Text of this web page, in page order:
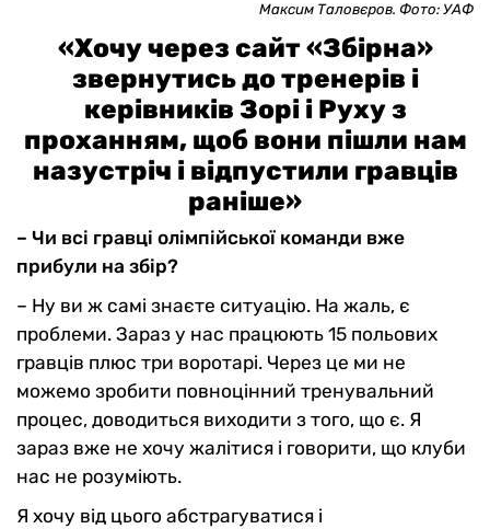
Максим Таловєров. Фото: УАФ
«Хочу через сайт «Збірна»
звернутись до тренерів і
керівників Зорі і Руху з
проханням, щоб вони пішли нам
назустріч і відпустили гравців
раніше»
– Чи всі гравці олімпійської команди вже
прибули на збір?
– Ну ви ж самі знаєте ситуацію. На жаль, є
проблеми. Зараз у нас працюють 15 польових
гравців плюс три воротарі. Через це ми не
можемо зробити повноцінний тренувальний
процес, доводиться виходити з того, що є. Я
зараз вже не хочу жалітися і говорити, що клуби
нас не розуміють.
Я хочу від цього абстрагуватися і